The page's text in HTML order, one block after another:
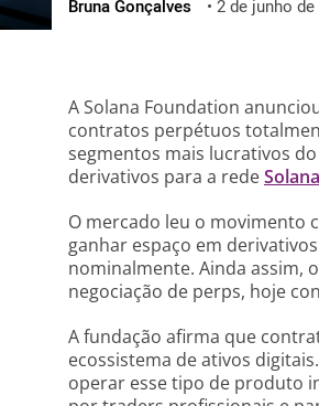
Bruna Gonçalves • 2 de junho de
A Solana Foundation
contratos perpétuos
segmentos mais lucrativos
derivativos para a redeSolana
O mercado leu o movimento
ganhar espaço em
nominalmente. Ainda assim,
negociação de perps, hoje
A fundação afirma que
ecossistema de ativos
operar esse tipo de produto